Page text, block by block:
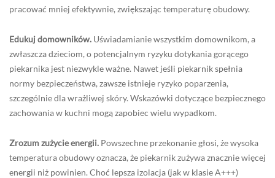
pracować mniej efektywnie, zwiększając temperaturę obudowy.
Edukuj domowników. Uświadamianie wszystkim domownikom, a
zwłaszcza dzieciom, o potencjalnym ryzyku dotykania gorącego
piekarnika jest niezwykle ważne. Nawet jeśli piekarnik spełnia
normy bezpieczeństwa, zawsze istnieje ryzyko poparzenia,
szczególnie dla wrażliwej skóry. Wskazówki dotyczące bezpiecznego
zachowania w kuchni mogą zapobiec wielu wypadkom.
Zrozum zużycie energii. Powszechne przekonanie głosi, że wysoka
temperatura obudowy oznacza, że piekarnik zużywa znacznie więcej
energii niż powinien. Choć lepsza izolacja (jak w klasie A+++)